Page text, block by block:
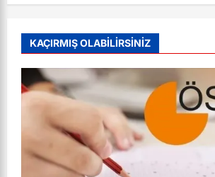
KAÇIRMIŞ OLABİLİRSİNİZ